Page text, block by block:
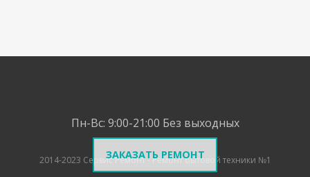
Пн-Вс: 9:00-21:00 Без выходных
2014-2023 Сервис Ремонт - Ремонт бытовой техники №1
ЗАКАЗАТЬ РЕМОНТ